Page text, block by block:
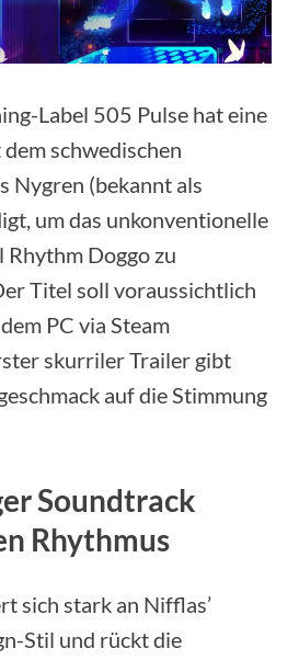
Label 505 Pulse hat eine
schwedischen
Nygren (bekannt als
um das unkonventionelle
Doggo zu
Titel soll voraussichtlich
PC via Steam
skurriler Trailer gibt
auf die Stimmung
Soundtrack
Rhythmus
sich stark an Nifflas’
Stil und rückt die